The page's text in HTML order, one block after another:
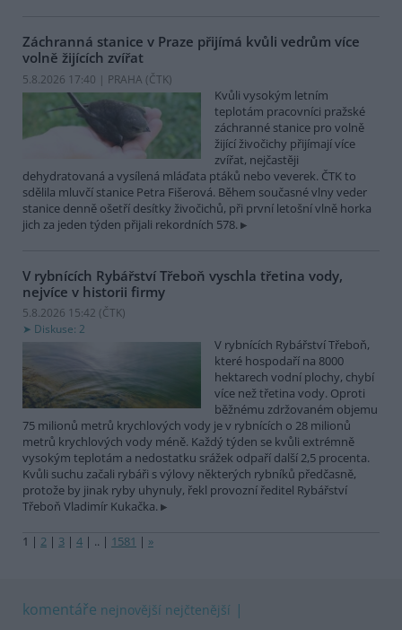
Záchranná stanice v Praze přijímá kvůli vedrům více
volně žijících zvířat
5.8.2026 17:40 | PRAHA (ČTK)
Kvůli vysokým letním
teplotám pracovníci pražské
záchranné stanice pro volně
žijící živočichy přijímají více
zvířat, nejčastěji
dehydratovaná a vysílená mláďata ptáků nebo veverek. ČTK to
sdělila mluvčí stanice Petra Fišerová. Během současné vlny veder
stanice denně ošetří desítky živočichů, při první letošní vlně horka
jich za jeden týden přijali rekordních 578.
V rybnících Rybářství Třeboň vyschla třetina vody,
nejvíce v historii firmy
5.8.2026 15:42 (ČTK)
Diskuse: 2
V rybnících Rybářství Třeboň,
které hospodaří na 8000
hektarech vodní plochy, chybí
více než třetina vody. Oproti
běžnému zdržovaném objemu
75 milionů metrů krychlových vody je v rybnících o 28 milionů
metrů krychlových vody méně. Každý týden se kvůli extrémně
vysokým teplotám a nedostatku srážek odpaří další 2,5 procenta.
Kvůli suchu začali rybáři s výlovy některých rybníků předčasně,
protože by jinak ryby uhynuly, řekl provozní ředitel Rybářství
Třeboň Vladimír Kukačka.
1 | 2 | 3 | 4 | .. | 1581 | »
komentáře nejnovější nejčtenější